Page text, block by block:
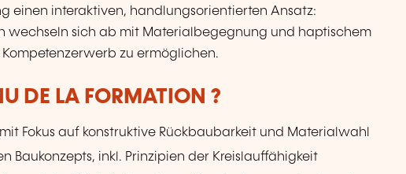
einen interaktiven, handlungsorientierten Ansatz:
wechseln sich ab mit Materialbegegnung und haptischem
zu ermöglichen.
DE LA FORMATION ?
Fokus auf konstruktive Rückbaubarkeit und Materialwahl
Baukonzepts, inkl. Prinzipien der Kreislauffähigkeit